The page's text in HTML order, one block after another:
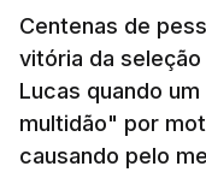
Centenas de
vitória da seleção
Lucas quando
multidão" por
causando pelo